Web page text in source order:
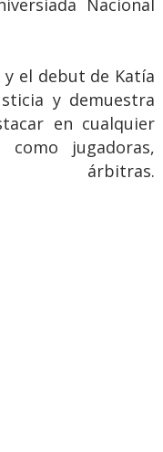
el debut de Katía
y demuestra
en cualquier
jugadoras,
árbitras.